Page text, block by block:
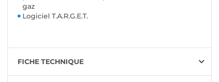
gaz
Logiciel T.A.R.G.E.T.
FICHE TECHNIQUE